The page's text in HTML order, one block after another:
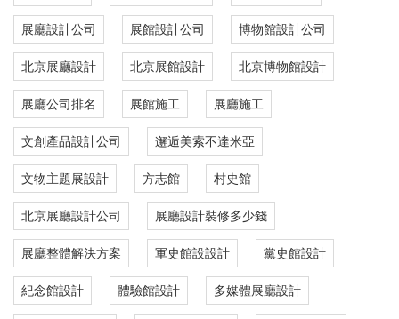
展廳設計公司 展館設計公司 博物館設計公司
北京展廳設計 北京展館設計 北京博物館設計
展廳公司排名 展館施工 展廳施工
文創產品設計公司 邂逅美索不達米亞
文物主題展設計 方志館 村史館
北京展廳設計公司 展廳設計裝修多少錢
展廳整體解決方案 軍史館設設計 黨史館設計
紀念館設計 體驗館設計 多媒體展廳設計